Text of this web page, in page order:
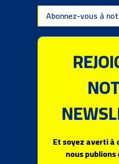
Abonnez-vous à
Et soyez averti à
nous